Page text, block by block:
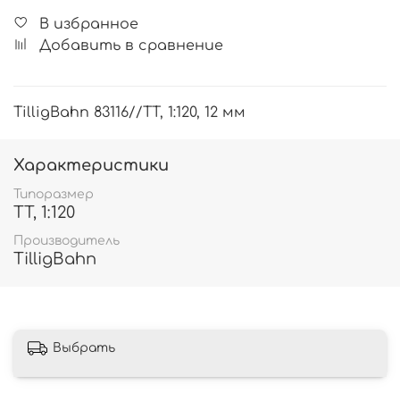
В избранное
Добавить в сравнение
TilligBahn 83116//TT, 1:120, 12 мм
Характеристики
Типоразмер
TT, 1:120
Производитель
TilligBahn
Выбрать